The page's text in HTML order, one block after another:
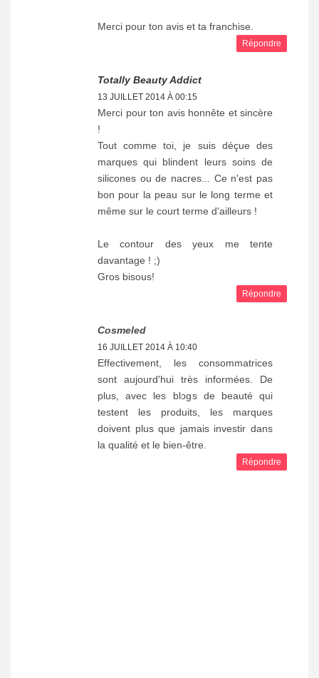
Merci pour ton avis et ta franchise.
Répondre
Totally Beauty Addict
13 JUILLET 2014 À 00:15
Merci pour ton avis honnête et sincère
!
Tout comme toi, je suis déçue des
marques qui blindent leurs soins de
silicones ou de nacres... Ce n'est pas
bon pour la peau sur le long terme et
même sur le court terme d'ailleurs !
Le contour des yeux me tente
davantage ! ;)
Gros bisous!
Répondre
Cosmeled
16 JUILLET 2014 À 10:40
Effectivement, les consommatrices
sont aujourd'hui très informées. De
plus, avec les blogs de beauté qui
testent les produits, les marques
doivent plus que jamais investir dans
la qualité et le bien-être.
Répondre